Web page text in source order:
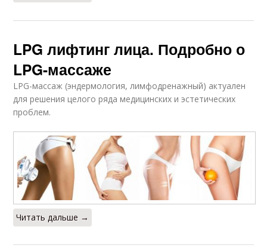
LPG лифтинг лица. Подробно о
LPG-массаже
LPG-массаж (эндермология, лимфодренажный) актуален
для решения целого ряда медицинских и эстетических
проблем.
Читать дальше →